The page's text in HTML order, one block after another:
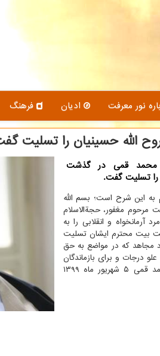
نور معرفت ادیان فرهنگ
الله حسینیان را تسلیت
محمد قمی در گذشت
را تسلیت گفت.
به این شرح است؛ بسم الله
مرحوم مغفور، حجةالاسلام
آرمانخواه و انقلابی را به
بیت محترم ایشان تسلیت
مجاهد که در مواضع به حق
درجات و برای بازماندگان
ارجمندشان صبر و اجر مسألت می کنم. محمد قمی ۵ شهریور ماه ۱۳۹۹